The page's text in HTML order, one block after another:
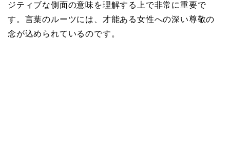
ジティブな側面の意味を理解する上で非常に重要で
す。言葉のルーツには、才能ある女性への深い尊敬の
念が込められているのです。